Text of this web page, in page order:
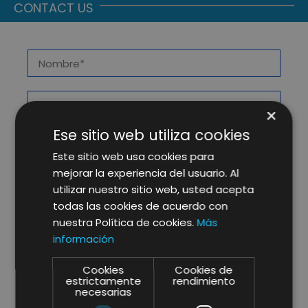
CONTACT US
×
Ese sitio web utiliza cookies
Este sitio web usa cookies para
mejorar la experiencia del usuario. Al
utilizar nuestro sitio web, usted acepta
todas las cookies de acuerdo con
nuestra Política de cookies.Más
información
Cookies
estrictamente
necesarias
Cookies de
rendimiento